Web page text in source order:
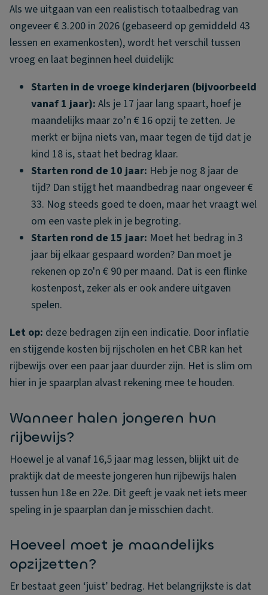
Als we uitgaan van een realistisch totaalbedrag van
ongeveer € 3.200 in 2026 (gebaseerd op gemiddeld 43
lessen en examenkosten), wordt het verschil tussen
vroeg en laat beginnen heel duidelijk:
Starten in de vroege kinderjaren (bijvoorbeeld
vanaf 1 jaar): Als je 17 jaar lang spaart, hoef je
maandelijks maar zo’n € 16 opzij te zetten. Je
merkt er bijna niets van, maar tegen de tijd dat je
kind 18 is, staat het bedrag klaar.
Starten rond de 10 jaar: Heb je nog 8 jaar de
tijd? Dan stijgt het maandbedrag naar ongeveer €
33. Nog steeds goed te doen, maar het vraagt wel
om een vaste plek in je begroting.
Starten rond de 15 jaar: Moet het bedrag in 3
jaar bij elkaar gespaard worden? Dan moet je
rekenen op zo'n € 90 per maand. Dat is een flinke
kostenpost, zeker als er ook andere uitgaven
spelen.
Let op: deze bedragen zijn een indicatie. Door inflatie
en stijgende kosten bij rijscholen en het CBR kan het
rijbewijs over een paar jaar duurder zijn. Het is slim om
hier in je spaarplan alvast rekening mee te houden.
Wanneer halen jongeren hun
rijbewijs?
Hoewel je al vanaf 16,5 jaar mag lessen, blijkt uit de
praktijk dat de meeste jongeren hun rijbewijs halen
tussen hun 18e en 22e. Dit geeft je vaak net iets meer
speling in je spaarplan dan je misschien dacht.
Hoeveel moet je maandelijks
opzijzetten?
Er bestaat geen ‘juist’ bedrag. Het belangrijkste is dat